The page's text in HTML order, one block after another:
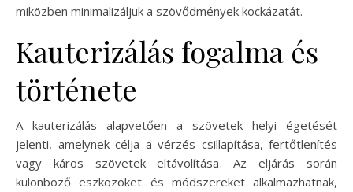
miközben minimalizáljuk a szövődmények kockázatát.
Kauterizálás fogalma és
története
A kauterizálás alapvetően a szövetek helyi égetését
jelenti, amelynek célja a vérzés csillapítása, fertőtlenítés
vagy káros szövetek eltávolítása. Az eljárás során
különböző eszközöket és módszereket alkalmazhatnak,